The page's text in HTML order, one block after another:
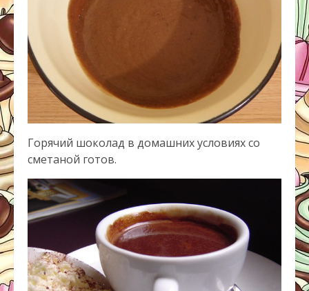
Горячий шоколад в домашних условиях со
сметаной готов.